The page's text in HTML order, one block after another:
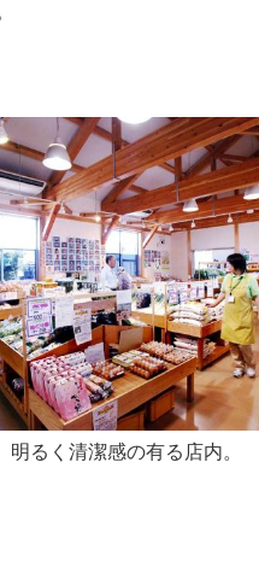
明るく清潔感の有る店内。